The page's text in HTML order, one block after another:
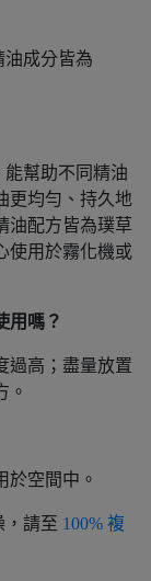
成分皆為
幫助不同精油
更均勻、持久地
油配方皆為璞草
使用於霧化機或
用嗎？
過高；盡量放置
。
於空間中。
請至 100% 複